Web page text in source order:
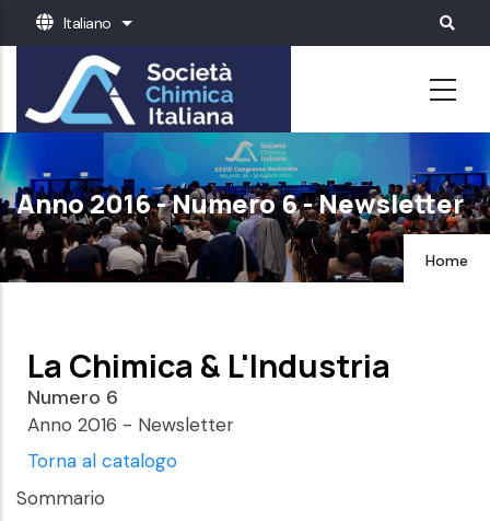
Salta
contenuto
principale
Italiano Mostra ulteriori azioni
Anno 2016 - Numero 6 - Newsletter
Home
La Chimica & L'Industria
Numero 6
Anno 2016 - Newsletter
Torna al catalogo
Sommario